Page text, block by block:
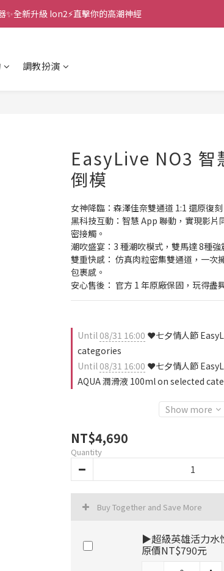
👍小奶狗🩷小飛象💜
✨全新升級 Ion2⚡直擊你的高潮神經
👍小奶狗🩷小飛象💜
調教扮演
EasyLive NO3 智
倒模
女神降臨：森澤佳奈雙通道 1:1 還原復刻
黑科技互動：智慧 App 聯動，實現影片
密接觸。
潮吹盛宴：3 種潮吹模式，雙馬達 8種強
雙重快感： 仿真肉粒密集雙通道，一次
包裹感。
安心售後： 官方 1 年原廠保固，玩得盡
Until08/31 16:00 ❤️七夕情人節
categories
Until08/31 16:00 ❤️七夕情人節
AQUA 潤滑液 100ml on selected
Show more
NT$4,690
Quantity
Buy Together and Save More
▶超級英雄活力
原價NT$790元